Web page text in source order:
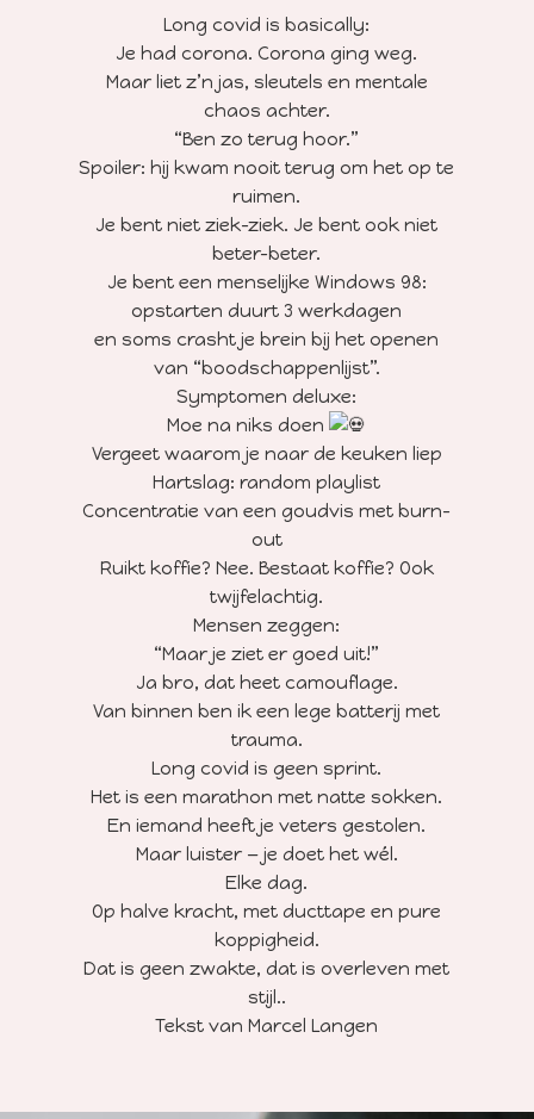
Long covid is basically:
Je had corona. Corona ging weg.
Maar liet z’n jas, sleutels en mentale
chaos achter.
“Ben zo terug hoor.”
Spoiler: hij kwam nooit terug om het op te
ruimen.
Je bent niet ziek-ziek. Je bent ook niet
beter-beter.
Je bent een menselijke Windows 98:
opstarten duurt 3 werkdagen
en soms crasht je brein bij het openen
van “boodschappenlijst”.
Symptomen deluxe:
Moe na niks doen
Vergeet waarom je naar de keuken liep
Hartslag: random playlist
Concentratie van een goudvis met burn-
out
Ruikt koffie? Nee. Bestaat koffie? Ook
twijfelachtig.
Mensen zeggen:
“Maar je ziet er goed uit!”
Ja bro, dat heet camouflage.
Van binnen ben ik een lege batterij met
trauma.
Long covid is geen sprint.
Het is een marathon met natte sokken.
En iemand heeft je veters gestolen.
Maar luister — je doet het wél.
Elke dag.
Op halve kracht, met ducttape en pure
koppigheid.
Dat is geen zwakte, dat is overleven met
stijl..
Tekst van Marcel Langen